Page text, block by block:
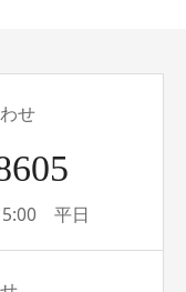
せ
5:00 平日